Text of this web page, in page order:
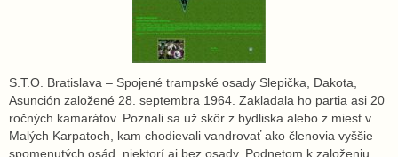
S.T.O. Bratislava – Spojené trampské osady Slepička, Dakota,
Asunción založené 28. septembra 1964. Zakladala ho partia asi 20
ročných kamarátov. Poznali sa už skôr z bydliska alebo z miest v
Malých Karpatoch, kam chodievali vandrovať ako členovia vyššie
spomenutých osád, niektorí aj bez osady. Podnetom k založeniu